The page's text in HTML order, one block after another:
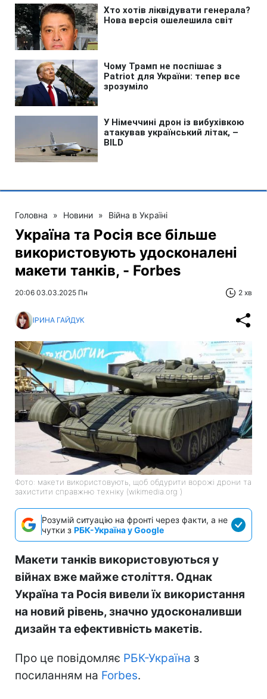
Головна » Новини » Війна в Україні
Україна та Росія все більше
використовують удосконалені
макети танків, - Forbes
20:06 03.03.2025 Пн 2 хв
ІРИНА ГАЙДУК
Фото: макети використовують, щоб обдурити ворожі дрони та
захистити справжню техніку (wikimedia.org )
Розумій ситуацію на фронті через факти, а не
чутки з РБК-Україна у Google
Макети танків використовуються у
війнах вже майже століття. Однак
Україна та Росія вивели їх використання
на новий рівень, значно удосконаливши
дизайн та ефективність макетів.
Про це повідомляє РБК-Україна з
посиланням на Forbes.